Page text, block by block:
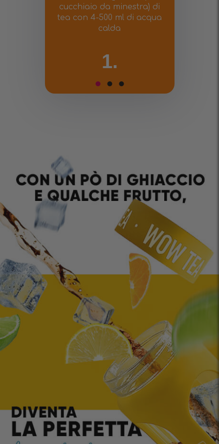
cucchiaio da minestra) di
tea con 4-500 ml di acqua
calda
1.